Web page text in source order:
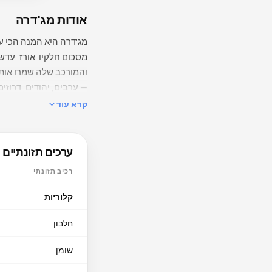
אודות מג'דרה
מג'דרה היא המנה הכי
והמורכב שלה שמרו
— ערבים, יהודים,
אש נמוכה, עד שהוא
שילוב עדשים ואורז
מטבח.
קרא עוד
ערכים תזונתיים
רכיב תזונתי
קלוריות
חלבון
שומן